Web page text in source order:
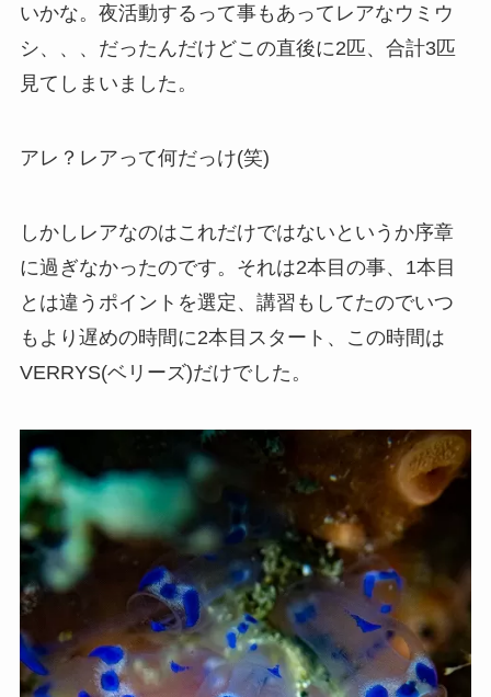
いかな。夜活動するって事もあってレアなウミウ
シ、、、だったんだけどこの直後に2匹、合計3匹
見てしまいました。
アレ？レアって何だっけ(笑)
しかしレアなのはこれだけではないというか序章
に過ぎなかったのです。それは2本目の事、1本目
とは違うポイントを選定、講習もしてたのでいつ
もより遅めの時間に2本目スタート、この時間は
VERRYS(ベリーズ)だけでした。